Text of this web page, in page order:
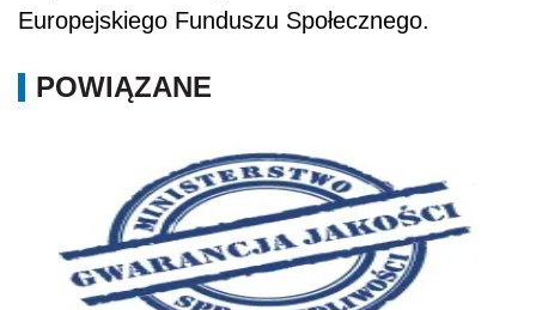
Europejskiego Funduszu Społecznego.
POWIĄZANE